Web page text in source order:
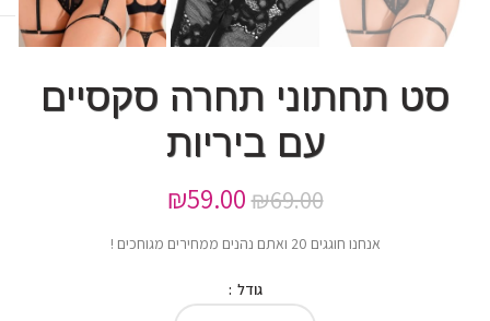
סט תחתוני תחרה סקסיים
עם ביריות
₪69.00
₪59.00
אנחנו חוגגים 20 ואתם נהנים ממחירים מגוחכים !
גודל